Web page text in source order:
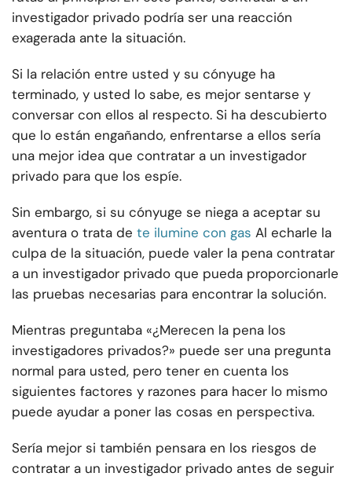
investigador privado podría ser una reacción
exagerada ante la situación.
Si la relación entre usted y su cónyuge ha
terminado, y usted lo sabe, es mejor sentarse y
conversar con ellos al respecto. Si ha descubierto
que lo están engañando, enfrentarse a ellos sería
una mejor idea que contratar a un investigador
privado para que los espíe.
Sin embargo, si su cónyuge se niega a aceptar su
aventura o trata de te ilumine con gas Al echarle la
culpa de la situación, puede valer la pena contratar
a un investigador privado que pueda proporcionarle
las pruebas necesarias para encontrar la solución.
Mientras preguntaba «¿Merecen la pena los
investigadores privados?» puede ser una pregunta
normal para usted, pero tener en cuenta los
siguientes factores y razones para hacer lo mismo
puede ayudar a poner las cosas en perspectiva.
Sería mejor si también pensara en los riesgos de
contratar a un investigador privado antes de seguir